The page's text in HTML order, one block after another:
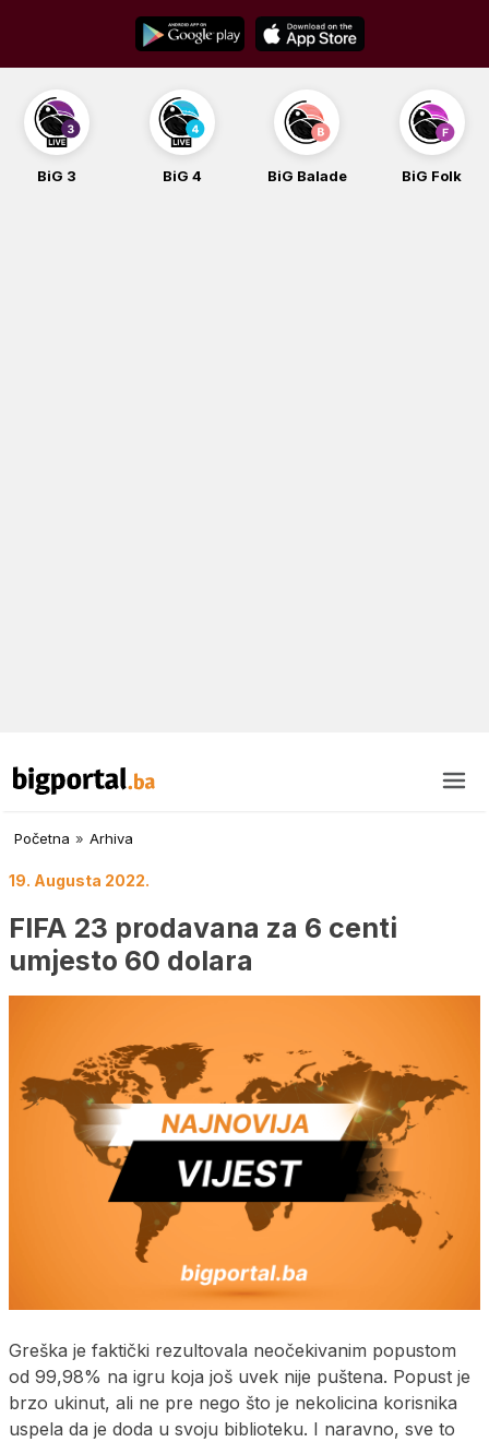
content
BiG 3 BiG 4 BiG Balade BiG Folk
Početna » Arhiva
19. Augusta 2022.
FIFA 23 prodavana za 6 centi
umjesto 60 dolara
Greška je faktički rezultovala neočekivanim popustom
od 99,98% na igru koja još uvek nije puštena. Popust je
brzo ukinut, ali ne pre nego što je nekolicina korisnika
uspela da je doda u svoju biblioteku. I naravno, sve to